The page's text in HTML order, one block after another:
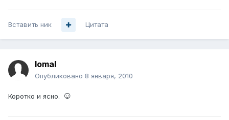
Вставить ник Цитата
lomal
Опубликовано 8 января, 2010
Коротко и ясно. ☺